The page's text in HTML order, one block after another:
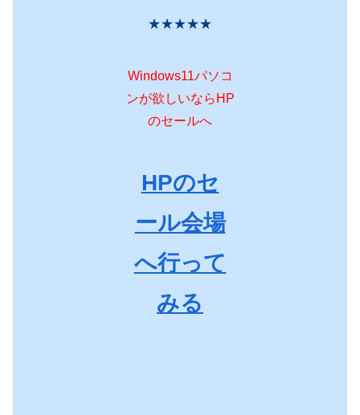
★★★★★
Windows11パソコ
ンが欲しいならHP
のセールへ
HPのセ
ール会場
へ行って
みる